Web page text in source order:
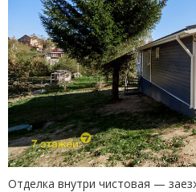
Отделка внутри чистовая —